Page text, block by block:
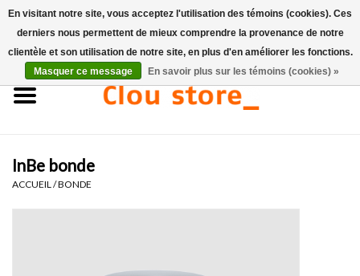
Accueil
Ensembles de lave-mains
Lave-mains
InBe bonde
ACCUEIL /BONDE
En visitant notre site, vous acceptez l'utilisation des témoins (cookies). Ces
derniers nous permettent de mieux comprendre la provenance de notre
clientèle et son utilisation de notre site, en plus d'en améliorer les fonctions.
Masquer ce message
En savoir plus sur les témoins (cookies) »